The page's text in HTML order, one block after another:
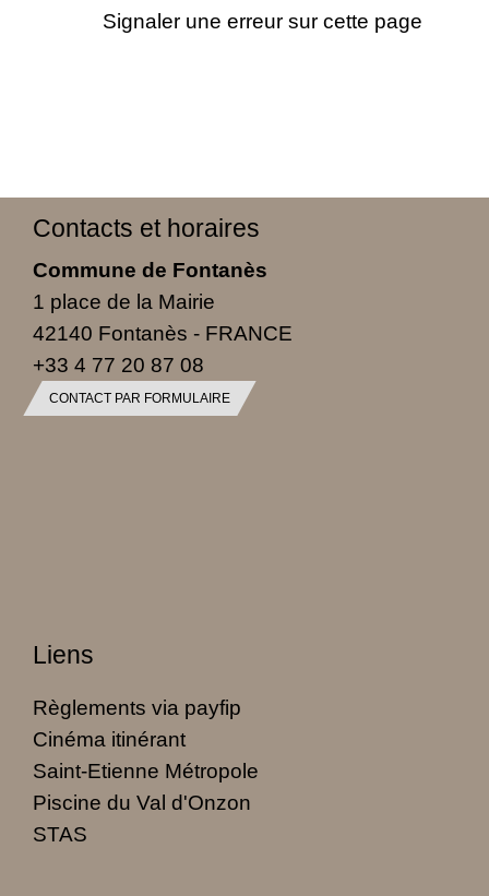
Signaler une erreur sur cette page
Contacts et horaires
Commune de Fontanès
1 place de la Mairie
42140 Fontanès - FRANCE
+33 4 77 20 87 08
CONTACT PAR FORMULAIRE
Liens
Règlements via payfip
Cinéma itinérant
Saint-Etienne Métropole
Piscine du Val d'Onzon
STAS